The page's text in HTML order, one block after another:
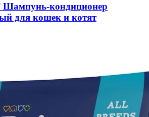
кондиционер
для кошек и котят